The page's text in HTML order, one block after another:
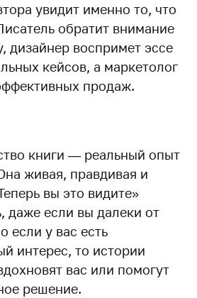
увидит именно то, что
обратит внимание
дизайнер воспримет эссе
кейсов, а маркетолог
продаж.
книги — реальный опыт
живая, правдивая и
вы это видите»
даже если вы далеки от
если у вас есть
интерес, то истории
вас или помогут
решение.